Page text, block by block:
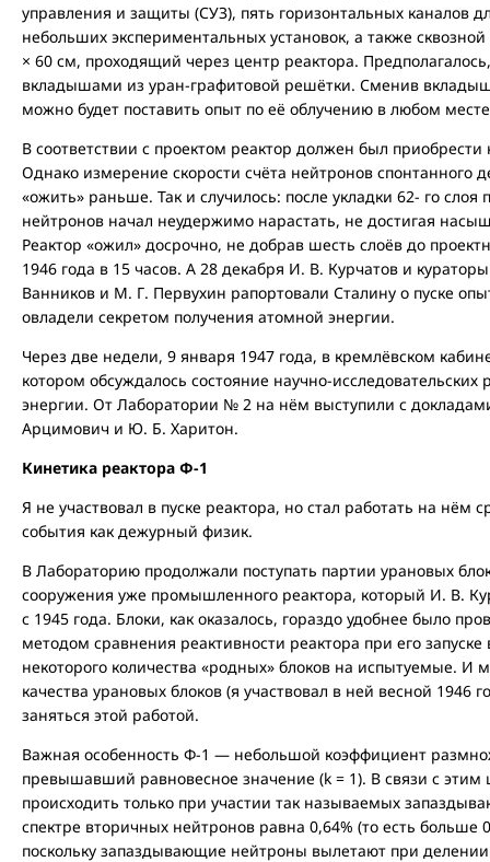
управления и защиты (СУЗ), пять горизонтальных каналов
небольших экспериментальных установок, а также
× 60 см, проходящий через центр реактора.
вкладышами из уран-графитовой решётки. Сменив
можно будет поставить опыт по её облучению в любом
В соответствии с проектом реактор должен был приобрести
Однако измерение скорости счёта нейтронов спонтанного
«ожить» раньше. Так и случилось: после укладки 62- го
нейтронов начал неудержимо нарастать, не достигая
Реактор «ожил» досрочно, не добрав шесть слоёв до
1946 года в 15 часов. А 28 декабря И. В. Курчатов и
Ванников и М. Г. Первухин рапортовали Сталину о пуске
овладели секретом получения атомной энергии.
Через две недели, 9 января 1947 года, в кремлёвском
котором обсуждалось состояние научно-
энергии. От Лаборатории № 2 на нём выступили с
Арцимович и Ю. Б. Харитон.
Кинетика реактора Ф-1
Я не участвовал в пуске реактора, но стал работать на нём
события как дежурный физик.
В Лабораторию продолжали поступать партии урановых
сооружения уже промышленного реактора, который И. В.
с 1945 года. Блоки, как оказалось, гораздо удобнее было
методом сравнения реактивности реактора при его
некоторого количества «родных» блоков на испытуемые. И
качества урановых блоков (я участвовал в ней весной 1946
заняться этой работой.
Важная особенность Ф-1 — небольшой коэффициент
превышавший равновесное значение (k = 1). В связи с
происходить только при участии так называемых
спектре вторичных нейтронов равна 0,64% (то есть больше
поскольку запаздывающие нейтроны вылетают при